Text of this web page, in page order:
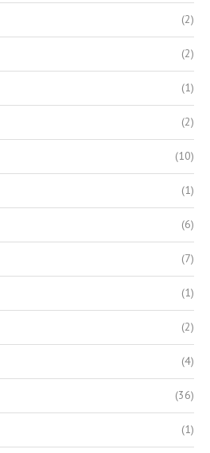
(2)
(2)
(1)
(2)
(10)
(1)
(6)
(7)
(1)
(2)
(4)
(36)
(1)